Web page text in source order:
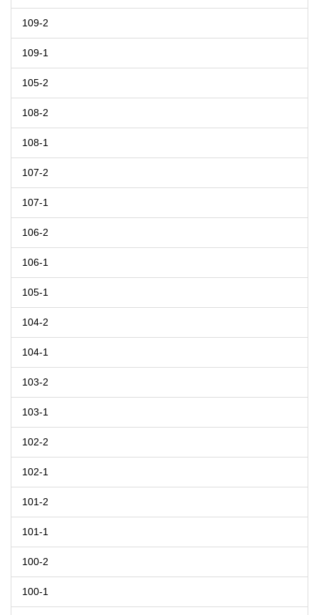
109-2
109-1
105-2
108-2
108-1
107-2
107-1
106-2
106-1
105-1
104-2
104-1
103-2
103-1
102-2
102-1
101-2
101-1
100-2
100-1